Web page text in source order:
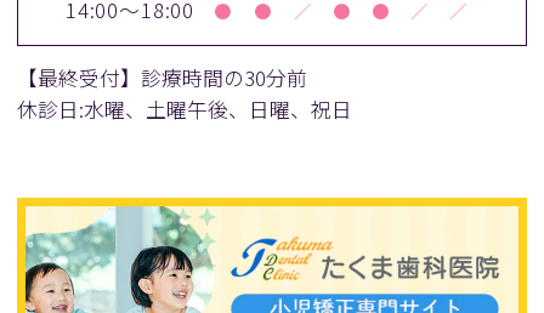
14:00～18:00 ● ● ／ ● ● ／ ／
【最終受付】診療時間の30分前
休診日:水曜、土曜午後、日曜、祝日